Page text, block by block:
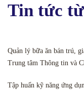
Tin tức
Quản lý bữa ăn bán trú,
Trung tâm Thông tin và
Tập huấn kỹ năng ứng